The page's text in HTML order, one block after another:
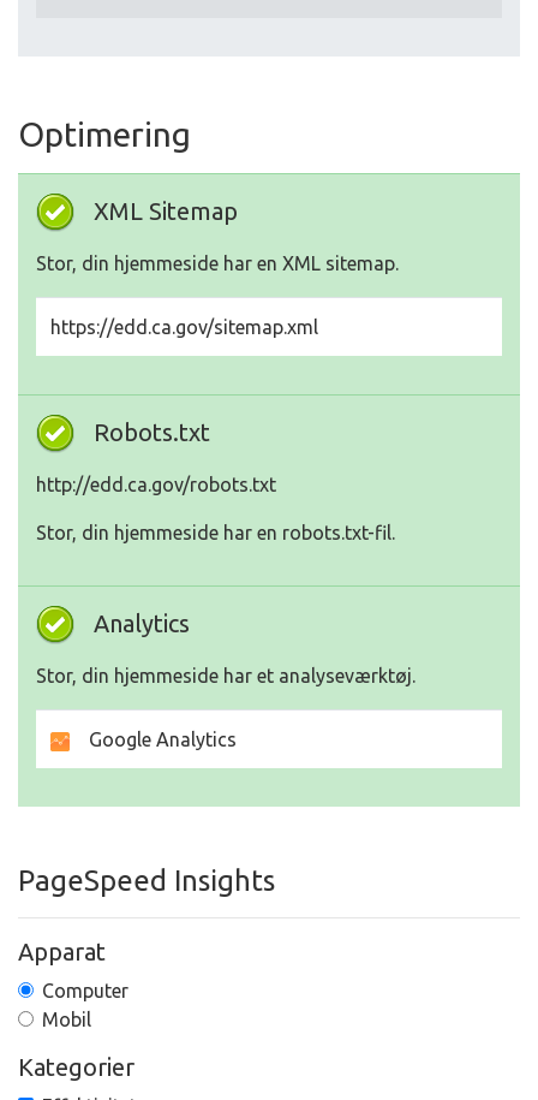
Optimering
XML Sitemap
Stor, din hjemmeside har en XML sitemap.
https://edd.ca.gov/sitemap.xml
Robots.txt
http://edd.ca.gov/robots.txt
Stor, din hjemmeside har en robots.txt-fil.
Analytics
Stor, din hjemmeside har et analyseværktøj.
Google Analytics
PageSpeed Insights
Apparat
Computer
Mobil
Kategorier